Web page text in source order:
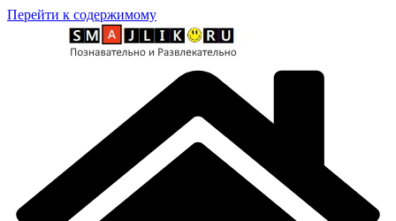
Перейти к содержимому